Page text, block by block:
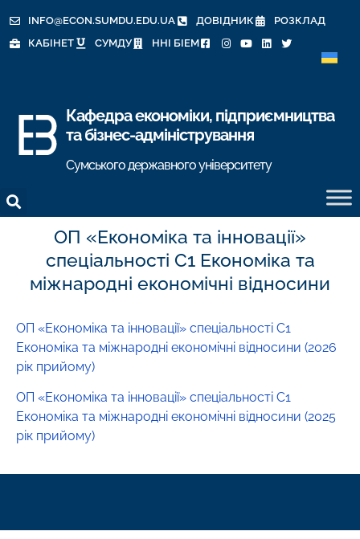
INFO@ECON.SUMDU.EDU.UA ДОВІДНИК
РОЗКЛАД
КАБІНЕТ
СУМДУ ННІ БІЕМ
Кафедра економіки, підприємництва
та бізнес-адміністрування
Сумського державного університету
ОП «Економіка та інновації»
спеціальності C1 Економіка та
міжнародні економічні відносини
ОП «Економіка та інновації» спеціальності C1
Економіка та міжнародні економічні відносини (2026
рік прийому)
ОП «Економіка та інновації» спеціальності C1
Економіка та міжнародні економічні відносини (2025
рік прийому)